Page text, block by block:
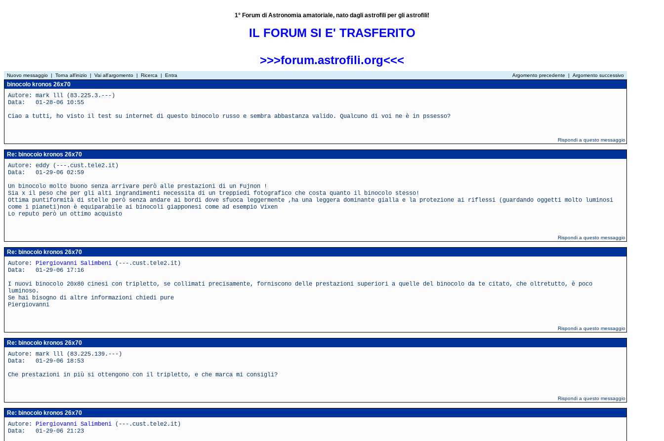
1° Forum di Astronomia amatoriale, nato dagli astrofili per gli astrofili!
IL FORUM SI E' TRASFERITO
>>>forum.astrofili.org<<<
Nuovo messaggio | Torna all'inizio | Vai all'argomento | Ricerca | Entra Argomento precedente | Argomento successivo
binocolo kronos 26x70
Autore: mark lll (83.225.3.---)
Data: 01-28-06 10:55
Ciao a tutti, ho visto il test su internet di questo binocolo russo e sembra abbastanza valido. Qualcuno di voi ne è in pssesso?
Rispondi a questo messaggio
Re: binocolo kronos 26x70
Autore: eddy (---.cust.tele2.it)
Data: 01-29-06 02:59
Un binocolo molto buono senza arrivare però alle prestazioni di un Fujnon !
Sia x il peso che per gli alti ingrandimenti necessita di un treppiedi fotografico che costa quanto il binocolo stesso!
Ottima puntiformità di stelle però senza andare ai bordi dove sfuoca leggermente ,ha una leggera dominante gialla e la protezione ai riflessi (guardando oggetti molto luminosi
come i pianeti)non è equiparabile ai binocoli giapponesi come ad esempio Vixen
Lo reputo però un ottimo acquisto
Rispondi a questo messaggio
Re: binocolo kronos 26x70
Autore: Piergiovanni Salimbeni (---.cust.tele2.it)
Data: 01-29-06 17:16
I nuovi binocolo 20x80 cinesi con tripletto, se collimati precisamente, forniscono delle prestazioni superiori a quelle del binocolo da te citato, che oltretutto, è poco
luminoso.
Se hai bisogno di altre informazioni chiedi pure
Piergiovanni
Rispondi a questo messaggio
Re: binocolo kronos 26x70
Autore: mark lll (83.225.139.---)
Data: 01-29-06 18:53
Che prestazioni in più si ottengono con il tripletto, e che marca mi consigli?
Rispondi a questo messaggio
Re: binocolo kronos 26x70
Autore: Piergiovanni Salimbeni (---.cust.tele2.it)
Data: 01-29-06 21:23